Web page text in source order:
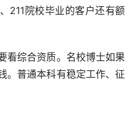
211院校毕业的客户还有额
看综合资质。名校博士如果
。普通本科有稳定工作、征